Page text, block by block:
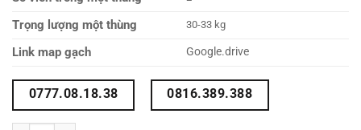
Trọng lượng một thùng 30-33 kg
Link map gạch Google.drive
0777.08.18.38 0816.389.388